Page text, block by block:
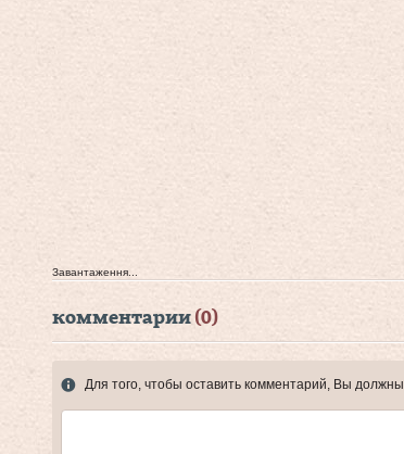
Завантаження...
комментарии (0)
Для того, чтобы оставить комментарий, Вы должны